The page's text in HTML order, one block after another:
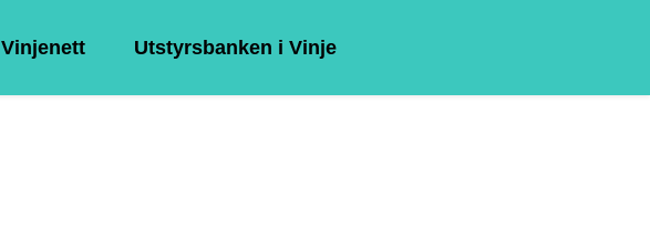
Vinjenett Utstyrsbanken i Vinje